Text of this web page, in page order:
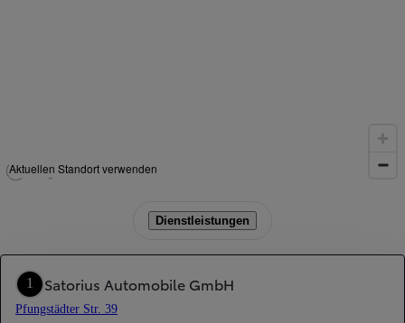
Aktuellen Standort verwenden
Dienstleistungen
1 Satorius Automobile GmbH
Pfungstädter Str. 39